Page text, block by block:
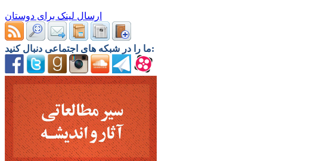
ارسال لینک برای دوستان
ما را در شبکه های اجتماعی دنبال کنید: